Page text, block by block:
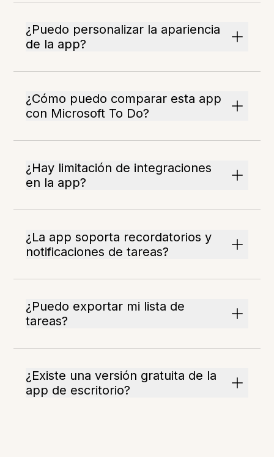
¿Puedo personalizar la apariencia
de la app?
¿Cómo puedo comparar esta app
con Microsoft To Do?
¿Hay limitación de integraciones
en la app?
¿La app soporta recordatorios y
notificaciones de tareas?
¿Puedo exportar mi lista de
tareas?
¿Existe una versión gratuita de la
app de escritorio?